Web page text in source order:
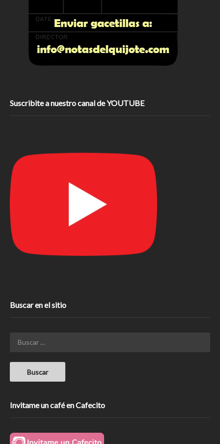
Suscribite a nuestro canal de YOUTUBE
Buscar en el sitio
Invitame un café en Cafecito